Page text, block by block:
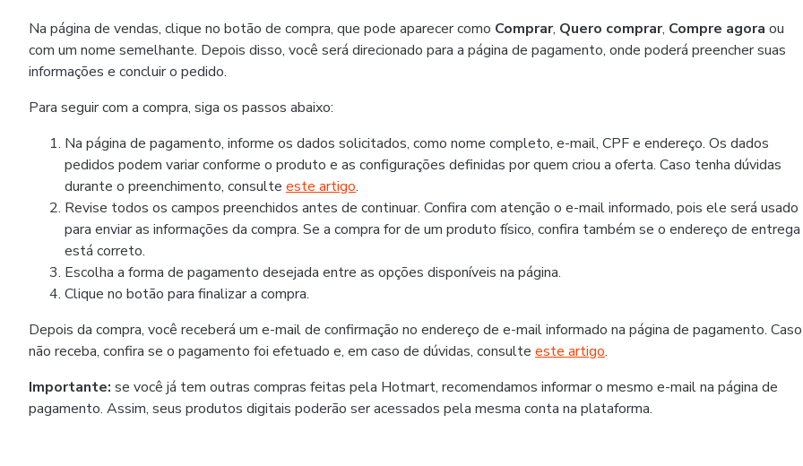
Na página de vendas, clique no botão de compra, que pode aparecer como Comprar, Quero comprar, Compre agora ou
com um nome semelhante. Depois disso, você será direcionado para a página de pagamento, onde poderá preencher suas
informações e concluir o pedido.
Para seguir com a compra, siga os passos abaixo:
Na página de pagamento, informe os dados solicitados, como nome completo, e-mail, CPF e endereço. Os dados
pedidos podem variar conforme o produto e as configurações definidas por quem criou a oferta. Caso tenha dúvidas
durante o preenchimento, consulte este artigo.
Revise todos os campos preenchidos antes de continuar. Confira com atenção o e-mail informado, pois ele será usado
para enviar as informações da compra. Se a compra for de um produto físico, confira também se o endereço de entrega
está correto.
Escolha a forma de pagamento desejada entre as opções disponíveis na página.
Clique no botão para finalizar a compra.
Depois da compra, você receberá um e-mail de confirmação no endereço de e-mail informado na página de pagamento. Caso
não receba, confira se o pagamento foi efetuado e, em caso de dúvidas, consulte este artigo.
Importante: se você já tem outras compras feitas pela Hotmart, recomendamos informar o mesmo e-mail na página de
pagamento. Assim, seus produtos digitais poderão ser acessados pela mesma conta na plataforma.